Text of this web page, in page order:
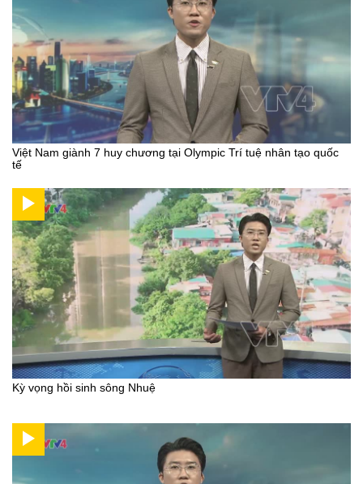
Việt Nam giành 7 huy chương tại Olympic Trí tuệ nhân tạo quốc
tế
Kỳ vọng hồi sinh sông Nhuệ